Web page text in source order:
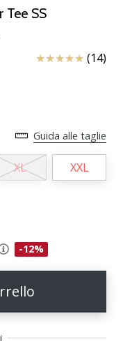
SS
Recensioni(14)
Guida alle taglie
XL XXL
-12%